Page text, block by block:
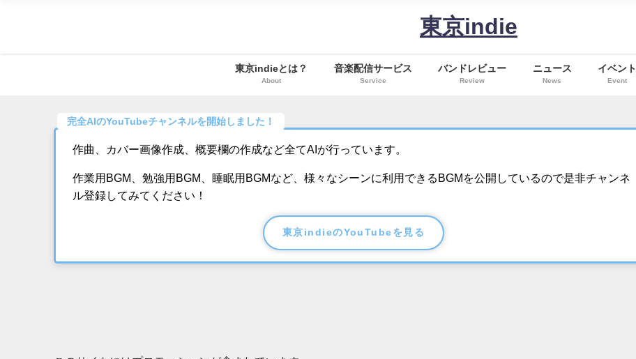
東京indie
東京indieとは？
About
音楽配信サービス
Service
バンドレビュー
Review
ニュース
News
イベント
Event
完全AIのYouTubeチャンネルを開始しました！
作曲、カバー画像作成、概要欄の作成など全てAIが行っています。
作業用BGM、勉強用BGM、睡眠用BGMなど、様々なシーンに利用できるBGMを公開しているので是非チャンネ
ル登録してみてください！
東京indieのYouTubeを見る